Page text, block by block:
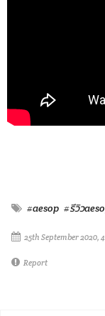
#aesop #รีวิว
25th September 2020,
Report